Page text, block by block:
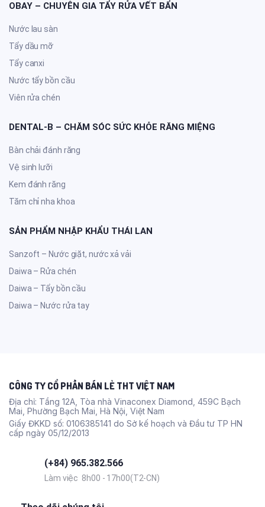
OBAY – CHUYÊN GIA TẨY RỬA VẾT BẨN
Nước lau sàn
Tẩy dầu mỡ
Tẩy canxi
Nước tẩy bồn cầu
Viên rửa chén
DENTAL-B – CHĂM SÓC SỨC KHỎE RĂNG MIỆNG
Bàn chải đánh răng
Vệ sinh lưỡi
Kem đánh răng
Tăm chỉ nha khoa
SẢN PHẨM NHẬP KHẨU THÁI LAN
Sanzoft – Nước giặt, nước xả vải
Daiwa – Rửa chén
Daiwa – Tẩy bồn cầu
Daiwa – Nước rửa tay
CÔNG TY CỔ PHẦN BÁN LẺ THT VIỆT NAM
Địa chỉ: Tầng 12A, Tòa nhà Vinaconex Diamond, 459C Bạch
Mai, Phường Bạch Mai, Hà Nội, Việt Nam
Giấy ĐKKD số: 0106385141 do Sở kế hoạch và Đầu tư TP HN
cấp ngày 05/12/2013
(+84) 965.382.566
Làm việc 8h00 - 17h00(T2-CN)